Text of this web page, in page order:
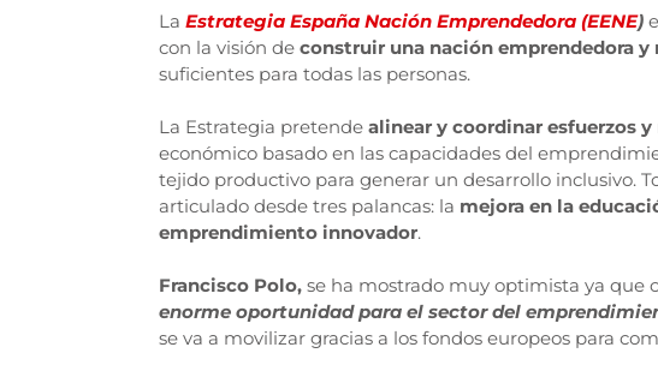
La Estrategia España Nación Emprendedora (EENE)
con la visión de construir una nación emprendedora y
suficientes para todas las personas.
La Estrategia pretende alinear y coordinar esfuerzos y
económico basado en las capacidades del
tejido productivo para generar un desarrollo inclusivo.
articulado desde tres palancas: la mejora en la
emprendimiento innovador.
Francisco Polo, se ha mostrado muy optimista ya que
enorme oportunidad para el sector del
se va a movilizar gracias a los fondos europeos para